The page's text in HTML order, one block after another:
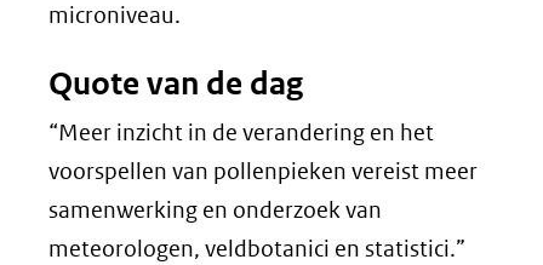
microniveau.
Quote van de dag
“Meer inzicht in de verandering en het
voorspellen van pollenpieken vereist meer
samenwerking en onderzoek van
meteorologen, veldbotanici en statistici.”